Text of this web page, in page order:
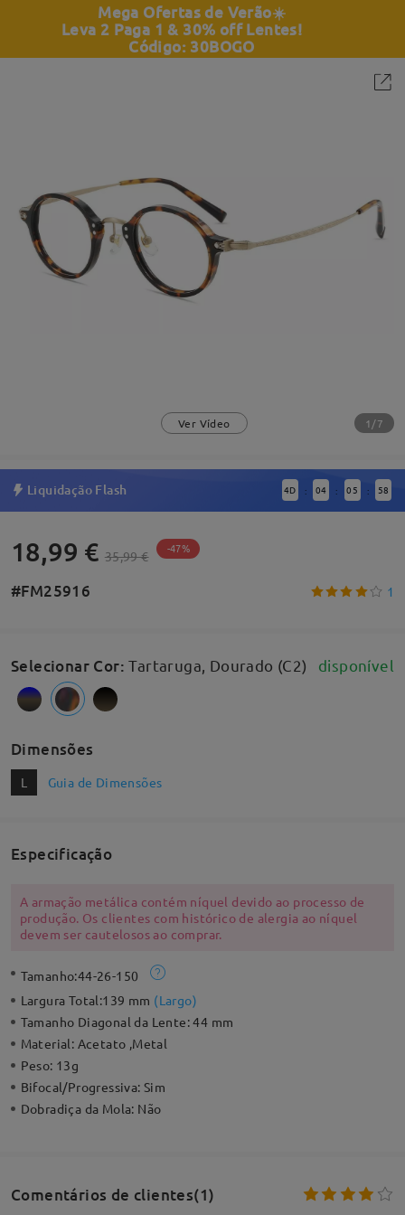
Mega Ofertas de Verão☀️
Leva 2 Paga 1 & 30% off Lentes!
Código: 30BOGO
Ver Vídeo 1/7
Liquidação Flash 4D : 04 : 05 : 57
18,99 € 35,99 € -47%
#FM25916 1
Selecionar Cor:Tartaruga, Dourado (C2) disponível
Dimensões
L Guia de Dimensões
Especificação
A armação metálica contém níquel devido ao processo de
produção. Os clientes com histórico de alergia ao níquel
devem ser cautelosos ao comprar.
Tamanho:44-26-150
Largura Total:139 mm (Largo)
Tamanho Diagonal da Lente:44 mm
Material: Acetato ,Metal
Peso: 13g
Bifocal/Progressiva:Sim
Dobradiça da Mola: Não
Comentários de clientes(1)